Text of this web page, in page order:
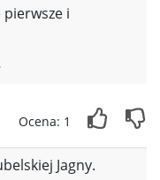
pierwsze i
Ocena: 1
Jagny.